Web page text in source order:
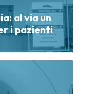
al via un
i pazienti